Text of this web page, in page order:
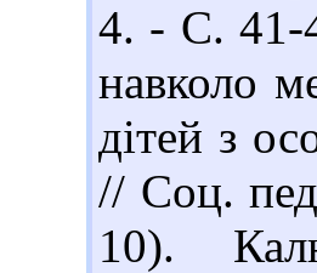
4. - С. 41-
навколо
дітей з
// Соц.
10).